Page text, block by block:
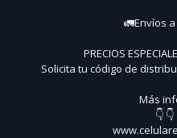
🚛Envíos
PRECIOS
Solicita tu código de
Más
👇 👇